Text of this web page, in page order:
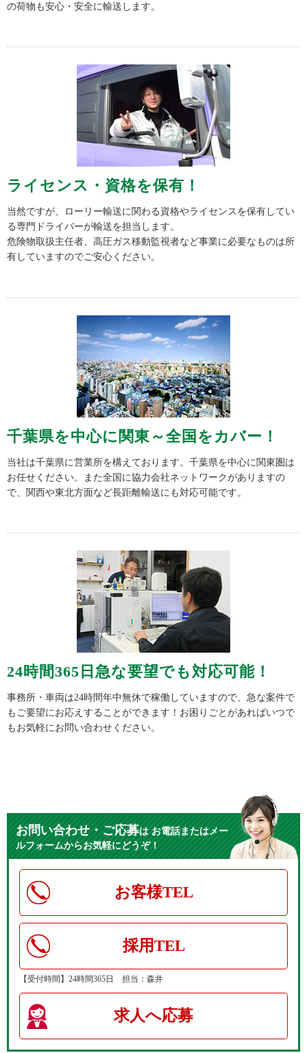
の荷物も安心・安全に輸送します。
ライセンス・資格を保有！
当然ですが、ローリー輸送に関わる資格やライセンスを保有してい
る専門ドライバーが輸送を担当します。
危険物取扱主任者、高圧ガス移動監視者など事業に必要なものは所
有していますのでご安心ください。
千葉県を中心に関東～全国をカバー！
当社は千葉県に営業所を構えております。千葉県を中心に関東圏は
お任せください。また全国に協力会社ネットワークがありますの
で、関西や東北方面など長距離輸送にも対応可能です。
24時間365日急な要望でも対応可能！
事務所・車両は24時間年中無休で稼働していますので、急な案件で
もご要望にお応えすることができます！お困りごとがあればいつで
もお気軽にお問い合わせください。
お問い合わせ・ご応募はお電話またはメー
ルフォームからお気軽にどうぞ！
お客様TEL
採用TEL
【受付時間】24時間365日 担当：森井
求人へ応募